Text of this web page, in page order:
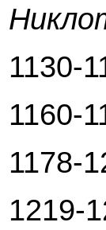
1130-
1160-
1178-
1219-